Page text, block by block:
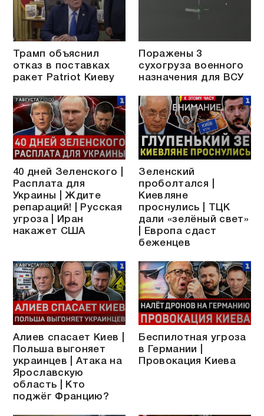
Трамп объяснил
отказ в поставках
ракет Patriot Киеву
Поражены 3
сухогруза военного
назначения для ВСУ
40 дней Зеленского |
Расплата для
Украины | Ждите
репараций! | Русская
угроза | Иран
накажет США
Зеленский
проболтался |
Киевляне
проснулись | ТЦК
дали «зелёный свет»
| Европа сдаст
беженцев
Алиев спасает Киев |
Польша выгоняет
украинцев | Атака на
Ярославскую
область | Кто
поджёг Францию?
Беспилотная угроза
в Германии |
Провокация Киева